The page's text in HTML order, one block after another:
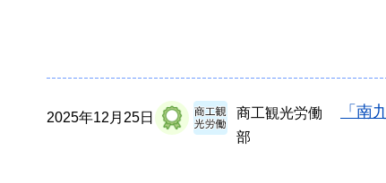
2025年12月25日
商工観光労働
部
「南